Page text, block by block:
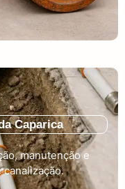
Caparica
manutenção e